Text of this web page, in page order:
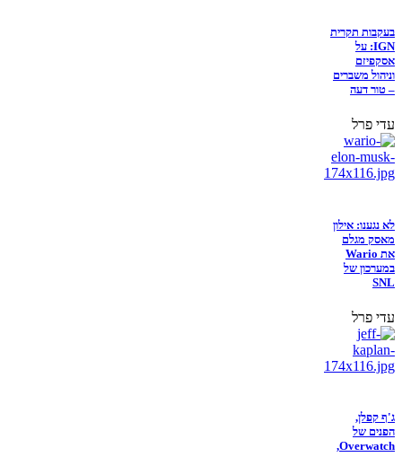
בעקבות תקרית
IGN: על
אסקפיזם
וניהול משברים
– טור דעה
עדי פרל
לא נגענו: אילון
מאסק מגלם
את Wario
במערכון של
SNL
עדי פרל
ג'ף קפלן,
הפנים של
Overwatch,